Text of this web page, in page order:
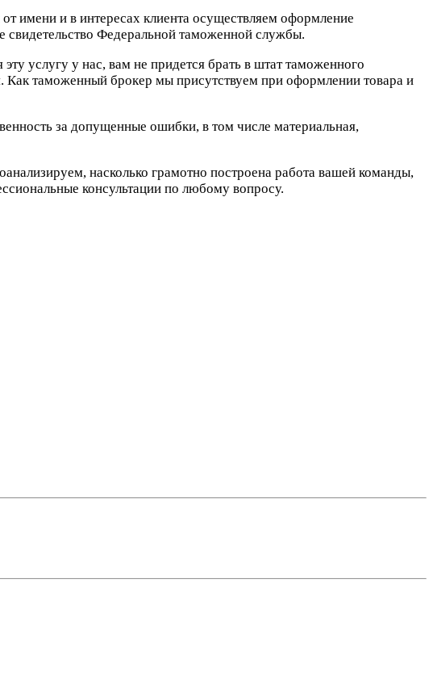
имени и в интересах клиента осуществляем оформление
свидетельство Федеральной таможенной службы.
услугу у нас, вам не придется брать в штат таможенного
Как таможенный брокер мы присутствуем при оформлении товара и
за допущенные ошибки, в том числе материальная,
насколько грамотно построена работа вашей команды,
консультации по любому вопросу.